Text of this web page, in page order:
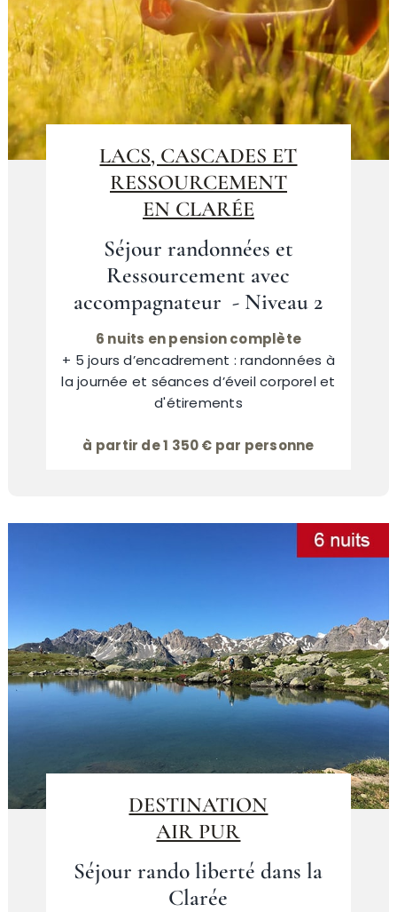
LACS, CASCADES ET
RESSOURCEMENT
EN CLARÉE
Séjour randonnées et
Ressourcement avec
accompagnateur - Niveau 2
6 nuits en pension complète
+ 5 jours d’encadrement : randonnées à
la journée et séances d’éveil corporel et
d'étirements
à partir de 1 350 € par personne
DESTINATION
AIR PUR
Séjour rando liberté dans la
Clarée